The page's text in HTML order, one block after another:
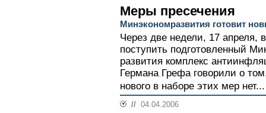
Меры пресечения
Минэкономразвития готовит
Через две недели, 17 апреля,
поступить подготовленный
развития комплекс
Германа Грефа говорили о
нового в наборе этих мер нет...
// 04.04.2006